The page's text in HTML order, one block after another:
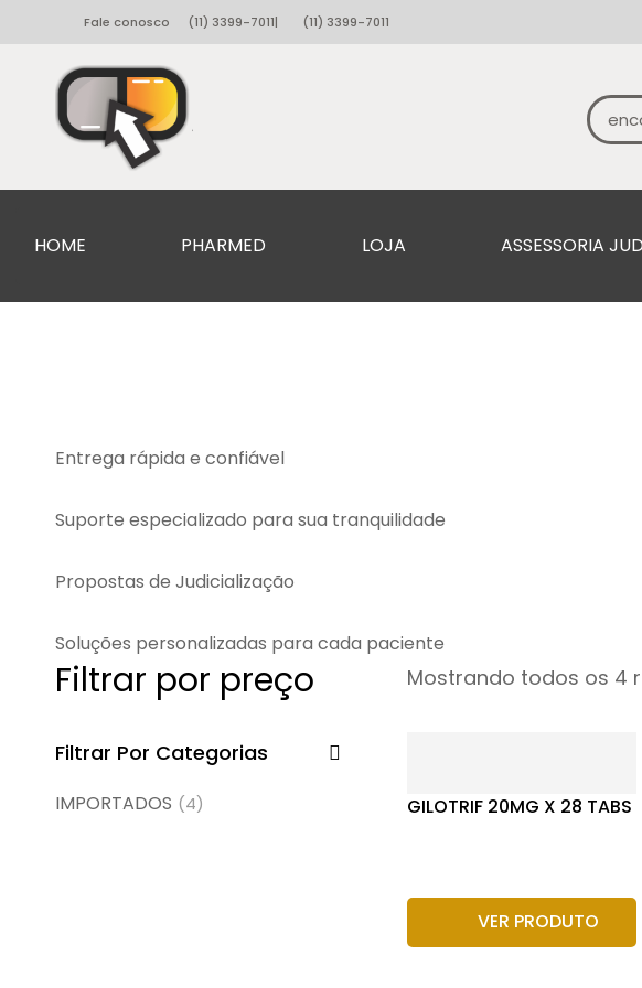
Fale conosco (11) 3399-7011| (11) 3399-7011
HOME PHARMED LOJA ASSESSORIA
Entrega rápida e confiável
Suporte especializado para sua tranquilidade
Propostas de Judicialização
Soluções personalizadas para cada paciente
Filtrar por preço
Filtrar Por Categorias
IMPORTADOS (4)
Mostrando todos os 4
GILOTRIF 20MG X 28 TABS
VER PRODUTO